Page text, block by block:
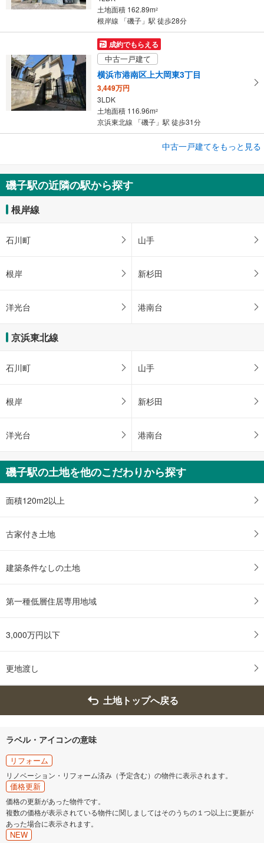
土地面積 162.89m2
根岸線 「磯子」駅 徒歩28分
成約でもらえる
中古一戸建て
横浜市港南区上大岡東3丁目
3,449万円
3LDK
土地面積 116.96m2
京浜東北線 「磯子」駅 徒歩31分
横浜市磯子区丸山1丁目
4,280万円
中古一戸建てをもっと見る
磯子駅の近隣の駅から探す
根岸線
石川町 山手
根岸 新杉田
洋光台 港南台
京浜東北線
石川町 山手
根岸 新杉田
洋光台 港南台
磯子駅の土地を他のこだわりから探す
面積120m2以上
古家付き土地
建築条件なしの土地
第一種低層住居専用地域
3,000万円以下
更地渡し
土地トップへ戻る
ラベル・アイコンの意味
リフォーム
リノベーション・リフォーム済み（予定含む）の物件に表示されます。
価格更新
価格の更新があった物件です。
複数の価格が表示されている物件に関しましてはそのうちの１つ以上に更新が
あった場合に表示されます。
NEW